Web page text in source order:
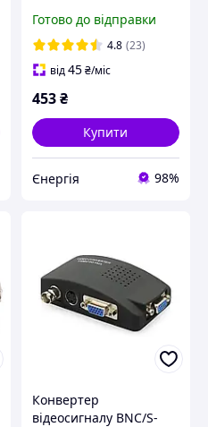
відео AV to VGA Adapter
Готово до відправки
4.8 (23)
від45₴/міс
453₴
Купити
Єнергія 98%
Конвертер
відеосигналу BNC/S-